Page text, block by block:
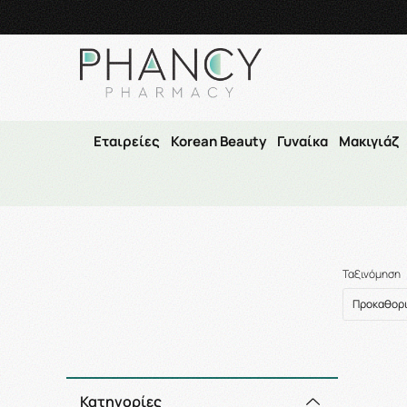
Τηλεφωνικές
Εταιρείες Korean Beauty Γυναίκα Μακιγιάζ
Ταξινόμηση
Κατηγορίες